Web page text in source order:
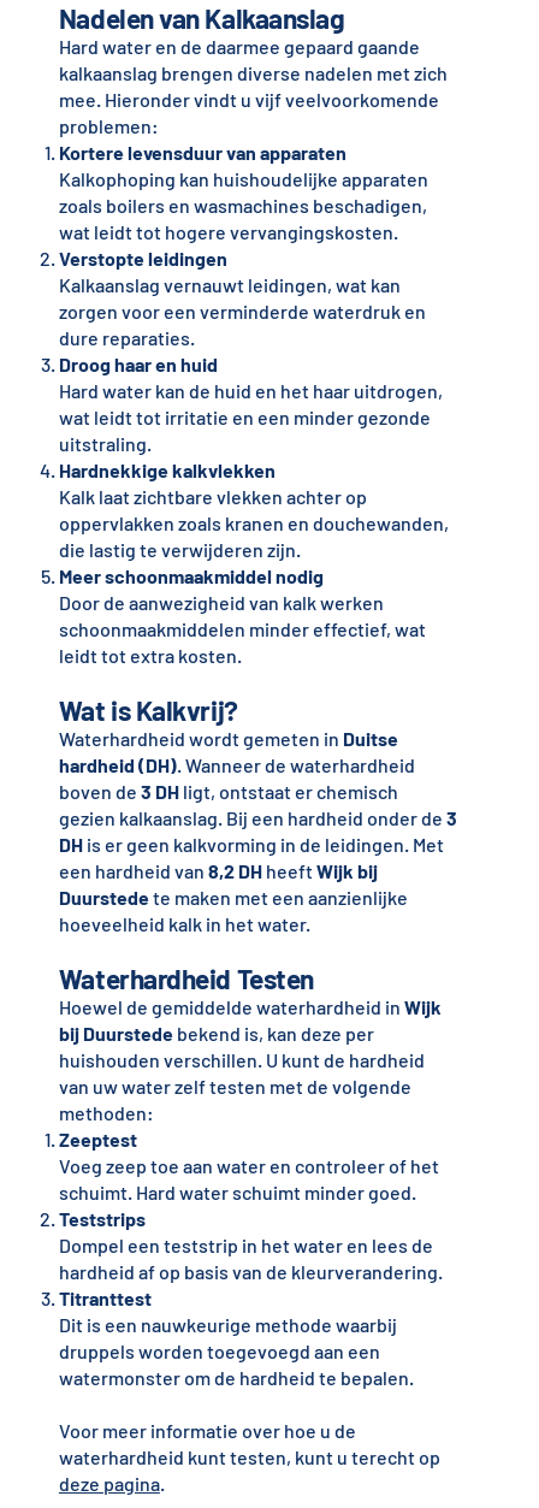
Nadelen van Kalkaanslag
Hard water en de daarmee gepaard gaande
kalkaanslag brengen diverse nadelen met zich
mee. Hieronder vindt u vijf veelvoorkomende
problemen:
Kortere levensduur van apparaten
Kalkophoping kan huishoudelijke apparaten
zoals boilers en wasmachines beschadigen,
wat leidt tot hogere vervangingskosten.
Verstopte leidingen
Kalkaanslag vernauwt leidingen, wat kan
zorgen voor een verminderde waterdruk en
dure reparaties.
Droog haar en huid
Hard water kan de huid en het haar uitdrogen,
wat leidt tot irritatie en een minder gezonde
uitstraling.
Hardnekkige kalkvlekken
Kalk laat zichtbare vlekken achter op
oppervlakken zoals kranen en douchewanden,
die lastig te verwijderen zijn.
Meer schoonmaakmiddel nodig
Door de aanwezigheid van kalk werken
schoonmaakmiddelen minder effectief, wat
leidt tot extra kosten.
Wat is Kalkvrij?
Waterhardheid wordt gemeten in Duitse
hardheid (DH). Wanneer de waterhardheid
boven de 3 DHligt, ontstaat er chemisch
gezien kalkaanslag. Bij een hardheid onder de 3
DHis er geen kalkvorming in de leidingen. Met
een hardheid van 8,2 DHheeftWijk bij
Duurstedete maken met een aanzienlijke
hoeveelheid kalk in het water.
Waterhardheid Testen
Hoewel de gemiddelde waterhardheid in Wijk
bij Duurstedebekend is, kan deze per
huishouden verschillen. U kunt de hardheid
van uw water zelf testen met de volgende
methoden:
Zeeptest
Voeg zeep toe aan water en controleer of het
schuimt. Hard water schuimt minder goed.
Teststrips
Dompel een teststrip in het water en lees de
hardheid af op basis van de kleurverandering.
Titranttest
Dit is een nauwkeurige methode waarbij
druppels worden toegevoegd aan een
watermonster om de hardheid te bepalen.
Voor meer informatie over hoe u de
waterhardheid kunt testen, kunt u terecht op
deze pagina.